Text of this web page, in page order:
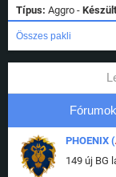
Típus: Aggro -
Összes pakli
Fórumok
PHOENIX (